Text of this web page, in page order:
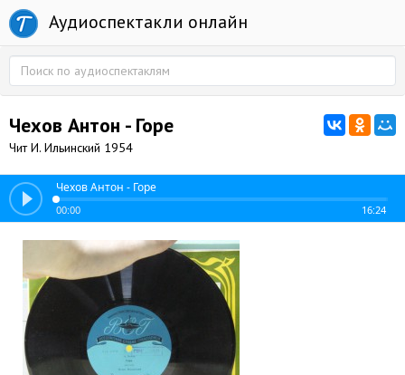
Аудиоспектакли онлайн
Чехов Антон - Горе
Чит И. Ильинский 1954
Чехов Антон - Горе
00:00 16:24